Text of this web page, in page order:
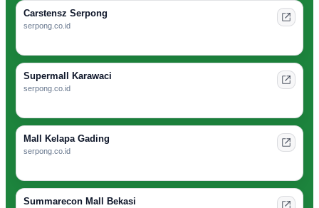
Carstensz Serpong
serpong.co.id
Supermall Karawaci
serpong.co.id
Mall Kelapa Gading
serpong.co.id
Summarecon Mall Bekasi